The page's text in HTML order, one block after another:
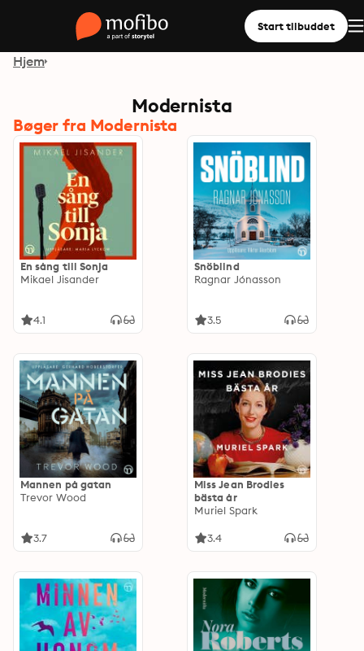
Start tilbuddet
Hjem
Modernista
Bøger fra Modernista
En sång till Sonja
Mikael Jisander
4.1
Snöblind
Ragnar Jónasson
3.5
Mannen på gatan
Trevor Wood
3.7
Miss Jean Brodies
bästa år
Muriel Spark
3.4